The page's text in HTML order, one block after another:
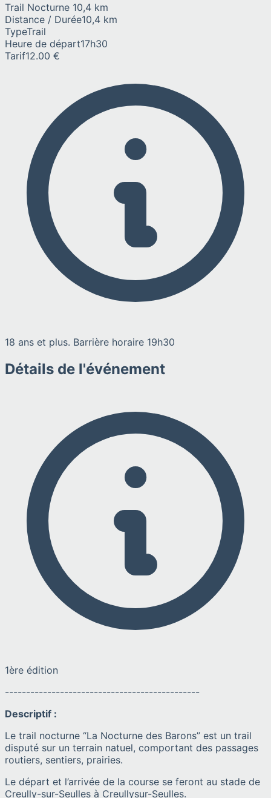
Trail Nocturne 10,4 km
Distance / Durée10,4 km
TypeTrail
Heure de départ17h30
Tarif12.00 €
18 ans et plus. Barrière horaire 19h30
Détails de l'événement
1ère édition
----------------------------------------------
Descriptif :
Le trail nocturne “La Nocturne des Barons” est un trail
disputé sur un terrain natuel, comportant des passages
routiers, sentiers, prairies.
Le départ et l’arrivée de la course se feront au stade de
Creully-sur-Seulles à Creullysur-Seulles.